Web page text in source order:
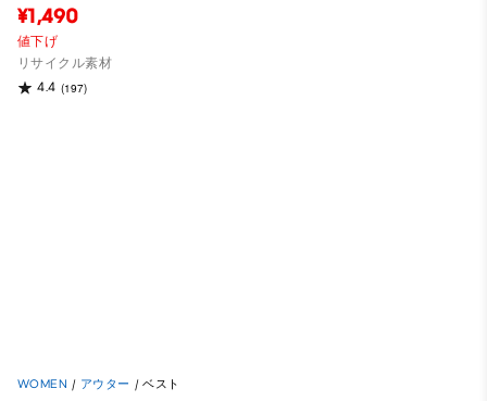
¥1,490
値下げ
リサイクル素材
4.4 (197)
WOMEN / アウター / ベスト